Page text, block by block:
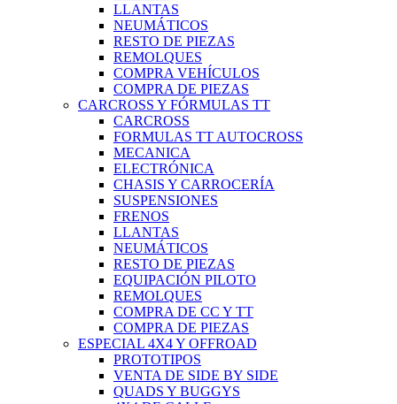
LLANTAS
NEUMÁTICOS
RESTO DE PIEZAS
REMOLQUES
COMPRA VEHÍCULOS
COMPRA DE PIEZAS
CARCROSS Y FÓRMULAS TT
CARCROSS
FORMULAS TT AUTOCROSS
MECANICA
ELECTRÓNICA
CHASIS Y CARROCERÍA
SUSPENSIONES
FRENOS
LLANTAS
NEUMÁTICOS
RESTO DE PIEZAS
EQUIPACIÓN PILOTO
REMOLQUES
COMPRA DE CC Y TT
COMPRA DE PIEZAS
ESPECIAL 4X4 Y OFFROAD
PROTOTIPOS
VENTA DE SIDE BY SIDE
QUADS Y BUGGYS